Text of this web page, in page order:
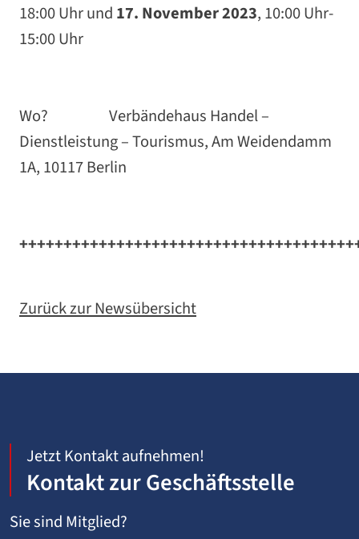
18:00 Uhr und 17. November 2023, 10:00 Uhr-
15:00 Uhr
Wo? Verbändehaus Handel –
Dienstleistung – Tourismus, Am Weidendamm
1A, 10117 Berlin
Zurück zur Newsübersicht
Jetzt Kontakt aufnehmen!
Kontakt zur Geschäftsstelle
Sie sind Mitglied?